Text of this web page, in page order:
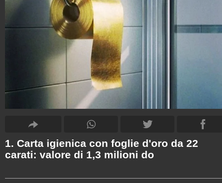
1. Carta igienica con foglie d'oro da 22
carati: valore di 1,3 milioni do